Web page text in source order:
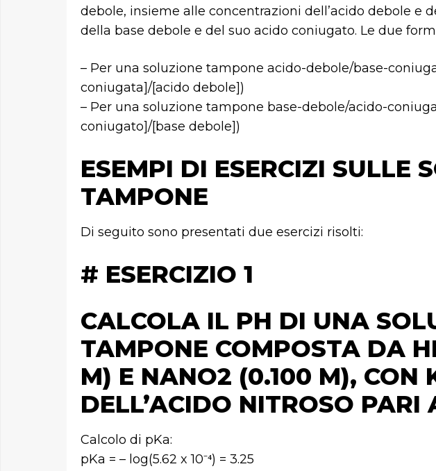
debole, insieme alle concentrazioni dell’acido debole e
della base debole e del suo acido coniugato. Le due
– Per una soluzione tampone acido-debole/base-
coniugata]/[acido debole])
– Per una soluzione tampone base-debole/acido-
coniugato]/[base debole])
ESEMPI DI ESERCIZI SULLE
TAMPONE
Di seguito sono presentati due esercizi risolti:
# ESERCIZIO 1
CALCOLA IL PH DI UNA
TAMPONE COMPOSTA DA
M) E NANO2 (0.100 M), CON
DELL’ACIDO NITROSO PARI
Calcolo di pKa:
pKa = – log(5.62 x 10⁻⁴) = 3.25